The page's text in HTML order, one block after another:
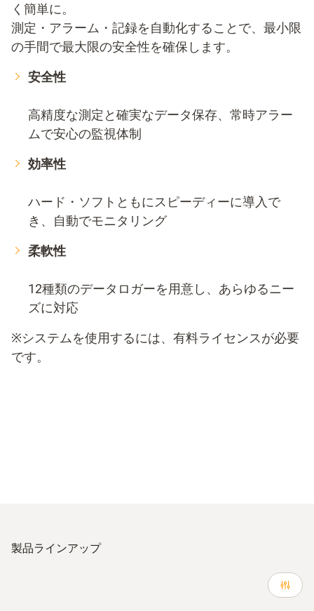
く簡単に。
測定・アラーム・記録を自動化することで、最小限
の手間で最大限の安全性を確保します。
安全性
高精度な測定と確実なデータ保存、常時アラー
ムで安心の監視体制
効率性
ハード・ソフトともにスピーディーに導入で
き、自動でモニタリング
柔軟性
12種類のデータロガーを用意し、あらゆるニー
ズに対応
※システムを使用するには、有料ライセンスが必要
です。
製品ラインアップ